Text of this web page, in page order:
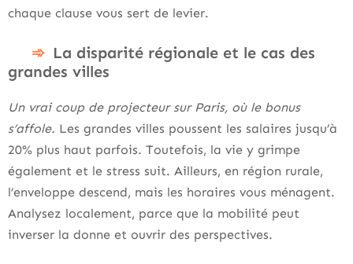
chaque clause vous sert de levier.
La disparité régionale et le cas des
grandes villes
Un vrai coup de projecteur sur Paris, où le bonus
s’affole. Les grandes villes poussent les salaires jusqu’à
20% plus haut parfois. Toutefois, la vie y grimpe
également et le stress suit. Ailleurs, en région rurale,
l’enveloppe descend, mais les horaires vous ménagent.
Analysez localement, parce que la mobilité peut
inverser la donne et ouvrir des perspectives.